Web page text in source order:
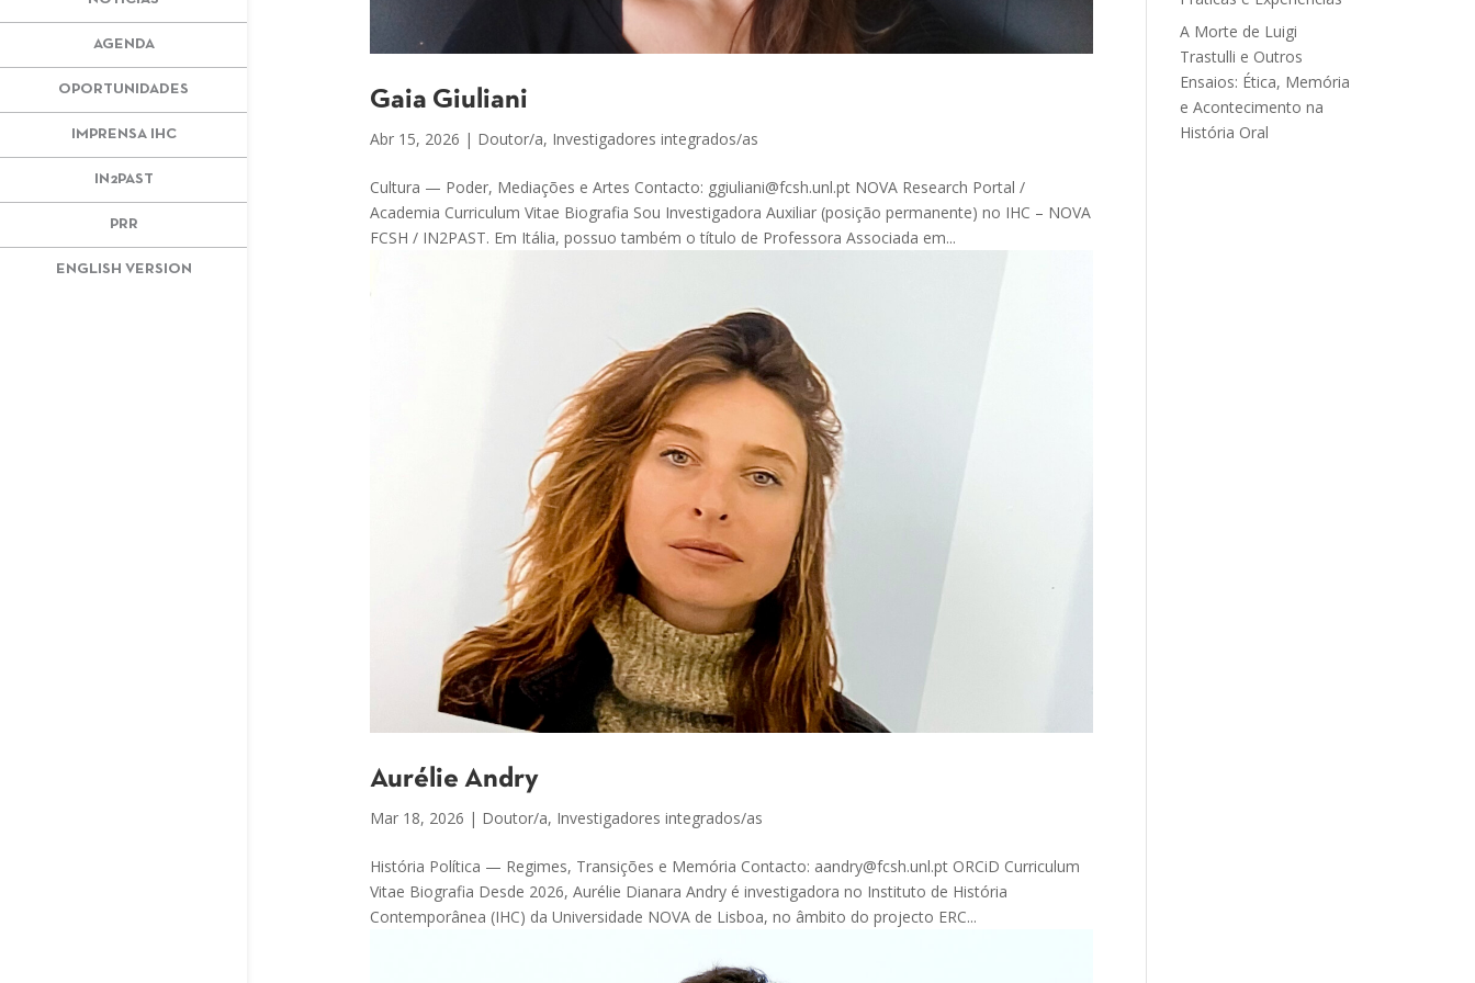
AGENDA
OPORTUNIDADES
IMPRENSA IHC
IN2PAST
PRR
ENGLISH VERSION
Gaia Giuliani
Abr 15, 2026 | Doutor/a, Investigadores integrados/as
Cultura — Poder, Mediações e Artes Contacto: ggiuliani@fcsh.unl.pt NOVA Research Portal /
Academia Curriculum Vitae Biografia Sou Investigadora Auxiliar (posição permanente) no IHC – NOVA
FCSH / IN2PAST. Em Itália, possuo também o título de Professora Associada em...
Aurélie Andry
Mar 18, 2026 | Doutor/a, Investigadores integrados/as
História Política — Regimes, Transições e Memória Contacto: aandry@fcsh.unl.pt ORCiD Curriculum
Vitae Biografia Desde 2026, Aurélie Dianara Andry é investigadora no Instituto de História
Contemporânea (IHC) da Universidade NOVA de Lisboa, no âmbito do projecto ERC...
A Morte de Luigi
Trastulli e Outros
Ensaios: Ética, Memória
e Acontecimento na
História Oral